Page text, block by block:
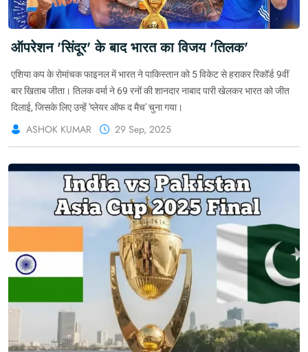
ऑपरेशन 'सिंदूर' के बाद भारत का विजय 'तिलक'
एशिया कप के रोमांचक फाइनल में भारत ने पाकिस्तान को 5 विकेट से हराकर रिकॉर्ड 9वीं
बार खिताब जीता। तिलक वर्मा ने 69 रनों की शानदार नाबाद पारी खेलकर भारत को जीत
दिलाई, जिसके लिए उन्हें 'प्लेयर ऑफ द मैच' चुना गया।
ASHOK KUMAR 29 Sep, 2025